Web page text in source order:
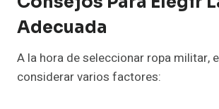
Adecuada
A la hora de seleccionar ropa militar,
considerar varios factores: